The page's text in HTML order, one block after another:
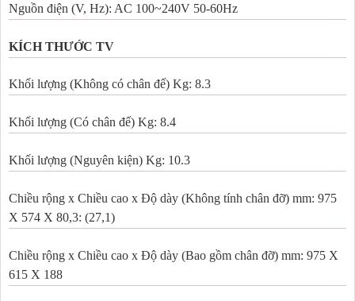
Nguồn điện (V, Hz): AC 100~240V 50-60Hz
KÍCH THƯỚC TV
Khối lượng (Không có chân đế) Kg: 8.3
Khối lượng (Có chân đế) Kg: 8.4
Khối lượng (Nguyên kiện) Kg: 10.3
Chiều rộng x Chiều cao x Độ dày (Không tính chân đỡ) mm: 975
X 574 X 80,3: (27,1)
Chiều rộng x Chiều cao x Độ dày (Bao gồm chân đỡ) mm: 975 X
615 X 188